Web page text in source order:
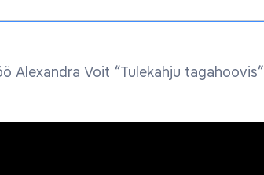
Alexandra Voit “Tulekahju tagahoovis”